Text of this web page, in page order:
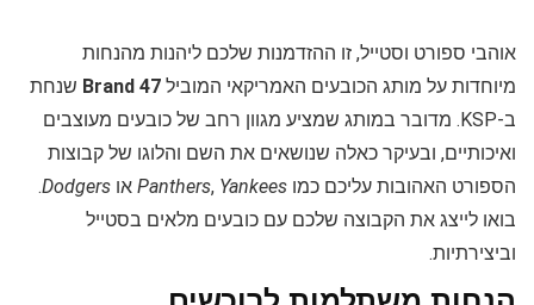
אוהבי ספורט וסטייל, זו ההזדמנות שלכם ליהנות מהנחות
מיוחדות על מותג הכובעים האמריקאי המוביל Brand 47 שנחת
ב-KSP. מדובר במותג שמציע מגוון רחב של כובעים מעוצבים
ואיכותיים, ובעיקר כאלה שנושאים את השם והלוגו של קבוצות
הספורט האהובות עליכם כמו
Panthers, Yankees או Dodgers
.
בואו לייצג את הקבוצה שלכם עם כובעים מלאים בסטייל
וביצירתיות.